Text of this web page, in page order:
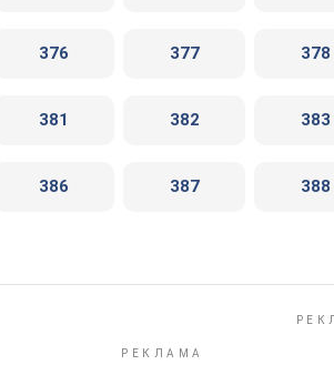
376 377 378
381 382 383
386 387 388